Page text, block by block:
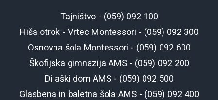
Tajništvo - (059) 092 100
Hiša otrok - Vrtec Montessori - (059) 092 300
Osnovna šola Montessori - (059) 092 600
Škofijska gimnazija AMS - (059) 092 200
Dijaški dom AMS - (059) 092 500
Glasbena in baletna šola AMS - (059) 092 400